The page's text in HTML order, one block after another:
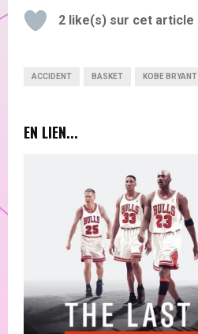
2 like(s) sur cet article
ACCIDENT BASKET KOBE BRYANT
EN LIEN...